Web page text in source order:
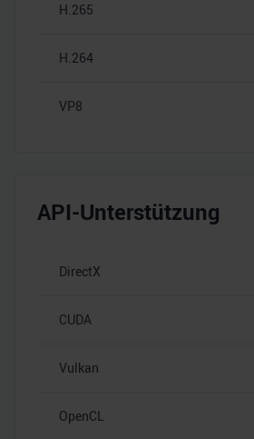
H.265
H.264
VP8
API-Unterstützung
DirectX
CUDA
Vulkan
OpenCL